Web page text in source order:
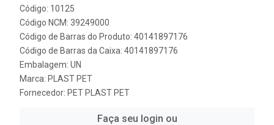
Código: 10125
Código NCM: 39249000
Código de Barras do Produto: 40141897176
Código de Barras da Caixa: 40141897176
Embalagem: UN
Marca: PLAST PET
Fornecedor: PET PLAST PET
Faça seu login ou